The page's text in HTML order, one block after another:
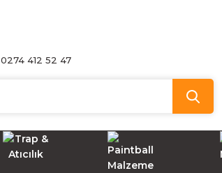
0274 412 52 47